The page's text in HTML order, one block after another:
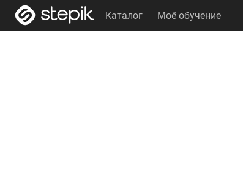
Каталог Моё обучение